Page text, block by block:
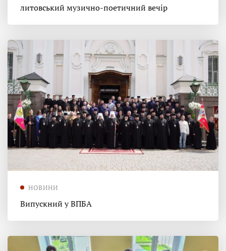
литовський музично-поетичний вечір
НОВИНИ
Випускний у ВПБА